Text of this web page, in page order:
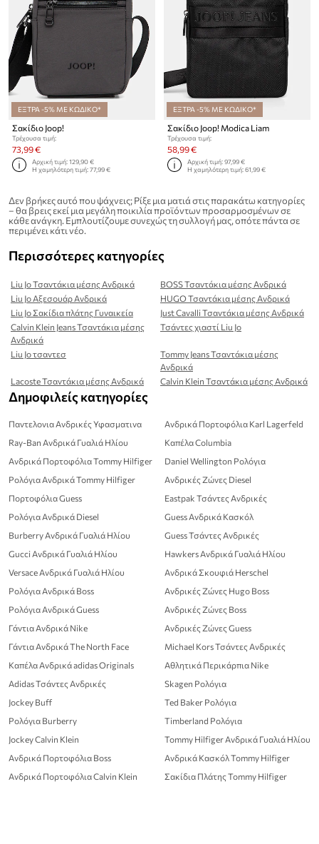
ΕΞΤΡΑ -5% ΜΕ ΚΩΔΙΚΟ*
Σακίδιο Joop!
Τρέχουσα τιμή:
73,99 €
Αρχική τιμή:129,90 €
Η χαμηλότερη τιμή:77,99 €
ΕΞΤΡΑ -5% ΜΕ ΚΩΔΙΚΟ*
Σακίδιο Joop! Modica Liam
Τρέχουσα τιμή:
58,99 €
Αρχική τιμή:97,99 €
Η χαμηλότερη τιμή:61,99 €
Δεν βρήκες αυτό που ψάχνεις; Ρίξε μια ματιά στις παρακάτω κατηγορίες
– θα βρεις εκεί μια μεγάλη ποικιλία προϊόντων προσαρμοσμένων σε
κάθε ανάγκη. Εμπλουτίζουμε συνεχώς τη συλλογή μας, οπότε πάντα σε
περιμένει κάτι νέο.
Περισσότερες κατηγορίες
Liu Jo Τσαντάκια μέσης Ανδρικά
BOSS Τσαντάκια μέσης Ανδρικά
Liu Jo Αξεσουάρ Ανδρικά
HUGO Τσαντάκια μέσης Ανδρικά
Liu Jo Σακίδια πλάτης Γυναικεία
Just Cavalli Τσαντάκια μέσης Ανδρικά
Calvin Klein Jeans Τσαντάκια μέσης
Ανδρικά
Τσάντες χιαστί Liu Jo
Liu Jo τσαντεσ
Tommy Jeans Τσαντάκια μέσης
Ανδρικά
Lacoste Τσαντάκια μέσης Ανδρικά
Calvin Klein Τσαντάκια μέσης Ανδρικά
Δημοφιλείς κατηγορίες
Παντελονια Ανδρικές Υφασματινα
Ray-Ban Ανδρικά Γυαλιά Ηλίου
Ανδρικά Πορτοφόλια Tommy Hilfiger
Ρολόγια Ανδρικά Tommy Hilfiger
Πορτοφόλια Guess
Ρολόγια Ανδρικά Diesel
Burberry Ανδρικά Γυαλιά Ηλίου
Gucci Ανδρικά Γυαλιά Ηλίου
Versace Ανδρικά Γυαλιά Ηλίου
Ρολόγια Ανδρικά Boss
Ρολόγια Ανδρικά Guess
Γάντια Ανδρικά Nike
Γάντια Ανδρικά The North Face
Καπέλα Ανδρικά adidas Originals
Adidas Τσάντες Ανδρικές
Jockey Buff
Ρολόγια Burberry
Jockey Calvin Klein
Ανδρικά Πορτοφόλια Boss
Ανδρικά Πορτοφόλια Calvin Klein
Ανδρικά Πορτοφόλια Karl Lagerfeld
Καπέλα Columbia
Daniel Wellington Ρολόγια
Ανδρικές Ζώνες Diesel
Eastpak Τσάντες Ανδρικές
Guess Ανδρικά Κασκόλ
Guess Τσάντες Ανδρικές
Hawkers Ανδρικά Γυαλιά Ηλίου
Ανδρικά Σκουφιά Herschel
Ανδρικές Ζώνες Hugo Boss
Ανδρικές Ζώνες Boss
Ανδρικές Ζώνες Guess
Michael Kors Τσάντες Ανδρικές
Αθλητικά Περικάρπια Nike
Skagen Ρολόγια
Ted Baker Ρολόγια
Timberland Ρολόγια
Tommy Hilfiger Ανδρικά Γυαλιά Ηλίου
Ανδρικά Κασκόλ Tommy Hilfiger
Σακίδια Πλάτης Tommy Hilfiger